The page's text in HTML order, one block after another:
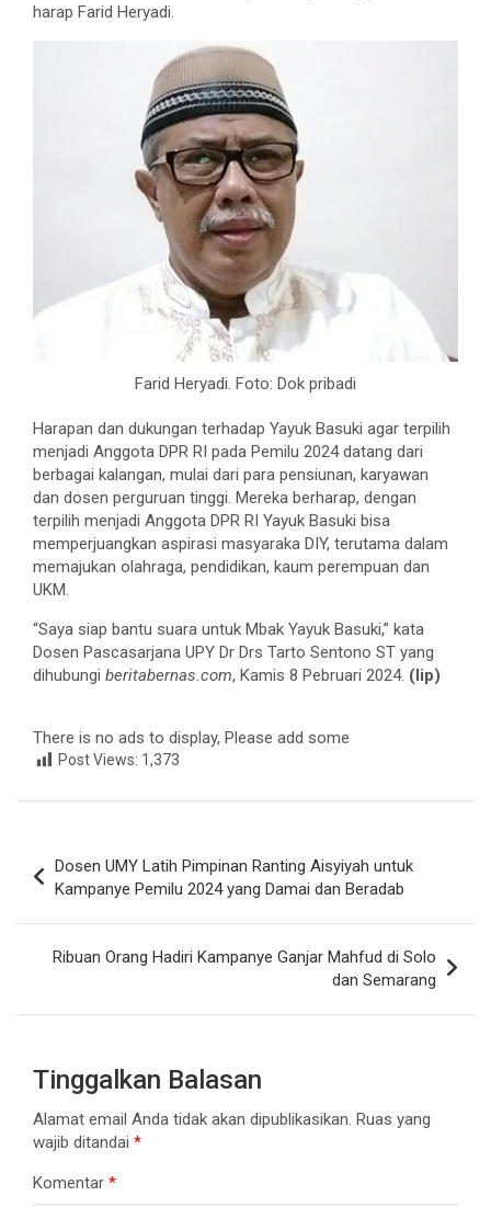
harap Farid Heryadi.
Farid Heryadi. Foto: Dok pribadi
Harapan dan dukungan terhadap Yayuk Basuki agar terpilih
menjadi Anggota DPR RI pada Pemilu 2024 datang dari
berbagai kalangan, mulai dari para pensiunan, karyawan
dan dosen perguruan tinggi. Mereka berharap, dengan
terpilih menjadi Anggota DPR RI Yayuk Basuki bisa
memperjuangkan aspirasi masyaraka DIY, terutama dalam
memajukan olahraga, pendidikan, kaum perempuan dan
UKM.
“Saya siap bantu suara untuk Mbak Yayuk Basuki,” kata
Dosen Pascasarjana UPY Dr Drs Tarto Sentono ST yang
dihubungi beritabernas.com, Kamis 8 Pebruari 2024. (lip)
There is no ads to display, Please add some
Post Views: 1,373
pos
Dosen UMY Latih Pimpinan Ranting Aisyiyah untuk
Kampanye Pemilu 2024 yang Damai dan Beradab
Ribuan Orang Hadiri Kampanye Ganjar Mahfud di Solo
dan Semarang
Tinggalkan Balasan
Alamat email Anda tidak akan dipublikasikan. Ruas yang
wajib ditandai *
Komentar *